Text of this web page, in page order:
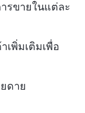
รขายในแต่ละ
เพิ่มเติมเพื่อ
ดาย